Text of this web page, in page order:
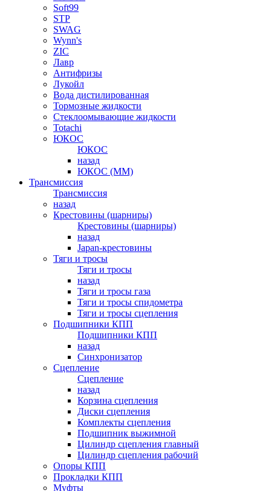
Soft99
STP
SWAG
Wynn's
ZIC
Лавр
Антифризы
Лукойл
Вода дистилированная
Тормозные жидкости
Стеклоомывающие жидкости
Totachi
ЮКОС
ЮКОС
назад
ЮКОС (ММ)
Трансмиссия
Трансмиссия
назад
Крестовины (шарниры)
Крестовины (шарниры)
назад
Japan-крестовины
Тяги и тросы
Тяги и тросы
назад
Тяги и тросы газа
Тяги и тросы спидометра
Тяги и тросы сцепления
Подшипники КПП
Подшипники КПП
назад
Синхронизатор
Сцепление
Сцепление
назад
Корзина сцепления
Диски сцепления
Комплекты сцепления
Подшипник выжимной
Цилиндр сцепления главный
Цилиндр сцепления рабочий
Опоры КПП
Прокладки КПП
Муфты